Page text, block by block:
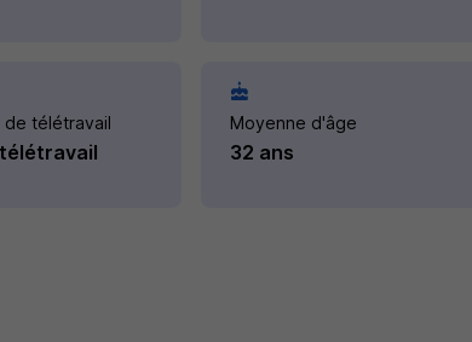
de télétravail Moyenne d'âge
32 ans